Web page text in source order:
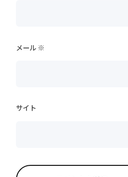
メール ※
サイト